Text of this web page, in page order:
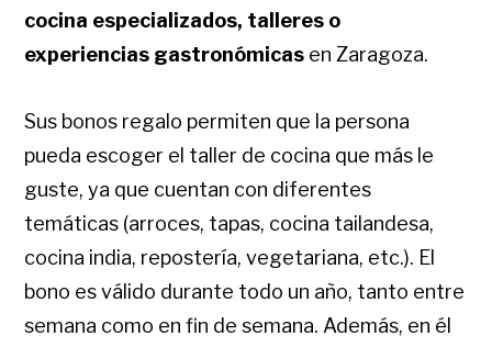
cocina especializados, talleres o
experiencias gastronómicas en Zaragoza.
Sus bonos regalo permiten que la persona
pueda escoger el taller de cocina que más le
guste, ya que cuentan con diferentes
temáticas (arroces, tapas, cocina tailandesa,
cocina india, repostería, vegetariana, etc.). El
bono es válido durante todo un año, tanto entre
semana como en fin de semana. Además, en él